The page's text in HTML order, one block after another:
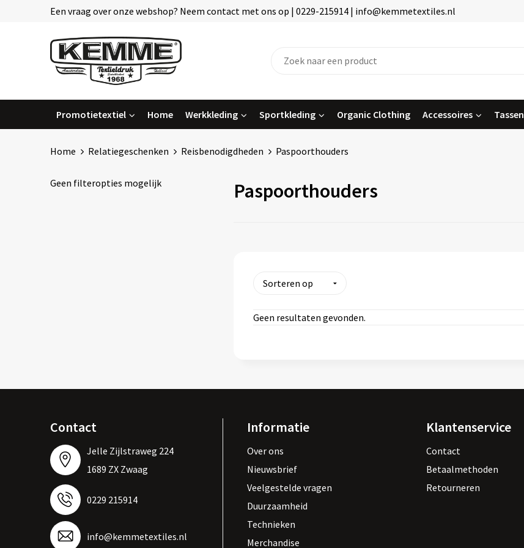
Een vraag over onze webshop? Neem contact met ons op | 0229-215914 | info@kemmetextiles.nl
Promotietextiel Home Werkkleding Sportkleding Organic Clothing Accessoires Tassen
Home Relatiegeschenken Reisbenodigdheden Paspoorthouders
Geen filteropties mogelijk Paspoorthouders
Geen resultaten gevonden.
Contact
Jelle Zijlstraweg 224
1689 ZX Zwaag
0229 215914
info@kemmetextiles.nl
Informatie
Over ons
Nieuwsbrief
Veelgestelde vragen
Duurzaamheid
Technieken
Merchandise
Klantenservice
Contact
Betaalmethoden
Retourneren